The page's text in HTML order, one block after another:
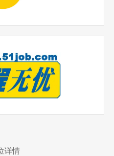
详情